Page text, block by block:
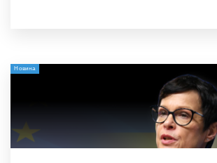
Новина